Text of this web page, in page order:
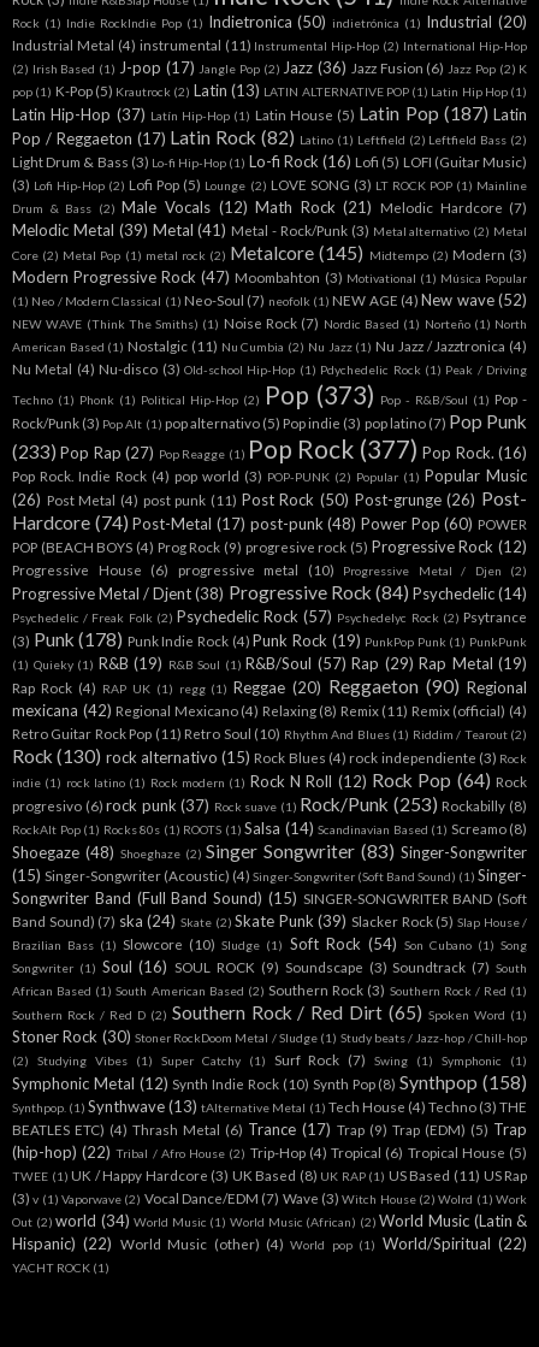
Rock (1) Indie RockIndie Pop (1) Indietronica (50) indietrónica (1) Industrial (20)
Industrial Metal (4) instrumental (11) Instrumental Hip-Hop (2) International Hip-Hop
(2) Irish Based (1) J-pop (17) Jangle Pop (2) Jazz (36) Jazz Fusion (6) Jazz Pop (2) K
pop (1) K-Pop (5) Krautrock (2) Latin (13) LATIN ALTERNATIVE POP (1) Latin Hip Hop (1)
Latin Hip-Hop (37) Latín Hip-Hop (1) Latin House (5) Latin Pop (187) Latin
Pop / Reggaeton (17) Latin Rock (82) Latino (1) Leftfield (2) Leftfield Bass (2)
Light Drum & Bass (3) Lo-fi Hip-Hop (1) Lo-fi Rock (16) Lofi (5) LOFI (Guitar Music)
(3) Lofi Hip-Hop (2) Lofi Pop (5) Lounge (2) LOVE SONG (3) LT ROCK POP (1) Mainline
Drum & Bass (2) Male Vocals (12) Math Rock (21) Melodic Hardcore (7)
Melodic Metal (39) Metal (41) Metal - Rock/Punk (3) Metal alternativo (2) Metal
Core (2) Metal Pop (1) metal rock (2) Metalcore (145) Midtempo (2) Modern (3)
Modern Progressive Rock (47) Moombahton (3) Motivational (1) Música Popular
(1) Neo / Modern Classical (1) Neo-Soul (7) neofolk (1) NEW AGE (4) New wave (52)
NEW WAVE (Think The Smiths) (1) Noise Rock (7) Nordic Based (1) Norteño (1) North
American Based (1) Nostalgic (11) Nu Cumbia (2) Nu Jazz (1) Nu Jazz / Jazztronica (4)
Nu Metal (4) Nu-disco (3) Old-school Hip-Hop (1) Pdychedelic Rock (1) Peak / Driving
Techno (1) Phonk (1) Political Hip-Hop (2) Pop (373) Pop - R&B/Soul (1) Pop -
Rock/Punk (3) Pop Alt (1) pop alternativo (5) Pop indie (3) pop latino (7) Pop Punk
(233) Pop Rap (27) Pop Reagge (1) Pop Rock (377) Pop Rock. (16)
Pop Rock. Indie Rock (4) pop world (3) POP-PUNK (2) Popular (1) Popular Music
(26) Post Metal (4) post punk (11) Post Rock (50) Post-grunge (26) Post-
Hardcore (74) Post-Metal (17) post-punk (48) Power Pop (60) POWER
POP (BEACH BOYS (4) Prog Rock (9) progresive rock (5) Progressive Rock (12)
Progressive House (6) progressive metal (10) Progressive Metal / Djen (2)
Progressive Metal / Djent (38) Progressive Rock (84) Psychedelic(14)
Psychedelic / Freak Folk (2) Psychedelic Rock (57) Psychedelyc Rock (2) Psytrance
(3) Punk (178) Punk Indie Rock (4) Punk Rock (19) PunkPop Punk (1) PunkPunk
(1) Quieky (1) R&B (19) R&B Soul (1) R&B/Soul (57) Rap (29) Rap Metal (19)
Rap Rock (4) RAP UK (1) regg (1) Reggae (20) Reggaeton (90) Regional
mexicana (42) Regional Mexicano (4) Relaxing (8) Remix (11) Remix (official) (4)
Retro Guitar Rock Pop (11) Retro Soul (10) Rhythm And Blues (1) Riddim / Tearout (2)
Rock (130) rock alternativo (15) Rock Blues (4) rock independiente (3) Rock
indie (1) rock latino (1) Rock modern (1) Rock N Roll (12) Rock Pop (64) Rock
progresivo (6) rock punk (37) Rock suave (1) Rock/Punk (253) Rockabilly (8)
RockAlt Pop (1) Rocks 80s (1) ROOTS (1) Salsa (14) Scandinavian Based (1) Screamo (8)
Shoegaze (48) Shoeghaze (2) Singer Songwriter (83) Singer-Songwriter
(15) Singer-Songwriter (Acoustic) (4) Singer-Songwriter (Soft Band Sound) (1) Singer-
Songwriter Band (Full Band Sound) (15) SINGER-SONGWRITER BAND (Soft
Band Sound) (7) ska (24) Skate (2) Skate Punk (39) Slacker Rock (5) Slap House /
Brazilian Bass (1) Slowcore (10) Sludge (1) Soft Rock (54) Son Cubano (1) Song
Songwriter (1) Soul (16) SOUL ROCK (9) Soundscape (3) Soundtrack (7) South
African Based (1) South American Based (2) Southern Rock (3) Southern Rock / Red (1)
Southern Rock / Red D (2) Southern Rock / Red Dirt (65) Spoken Word (1)
Stoner Rock (30) Stoner RockDoom Metal / Sludge (1) Study beats / Jazz-hop / Chill-hop
(2)
Studying Vibes (1) Super Catchy (1) Surf Rock (7) Swing (1) Symphonic (1)
Symphonic Metal (12) Synth Indie Rock (10) Synth Pop (8) Synthpop (158)
Synthpop. (1) Synthwave (13) tAlternative Metal (1) Tech House (4) Techno (3) THE
BEATLES ETC) (4) Thrash Metal (6) Trance (17) Trap (9) Trap (EDM) (5) Trap
(hip-hop) (22) Tribal / Afro House (2) Trip-Hop (4) Tropical (6) Tropical House (5)
TWEE (1) UK / Happy Hardcore (3) UK Based (8) UK RAP (1) US Based (11) US Rap
(3) v (1) Vaporwave (2) Vocal Dance/EDM (7) Wave (3) Witch House (2) Wolrd (1) Work
Out (2) world (34) World Music (1) World Music (African) (2) World Music (Latin &
Hispanic) (22) World Music (other) (4) World pop (1) World/Spiritual (22)
YACHT ROCK (1)